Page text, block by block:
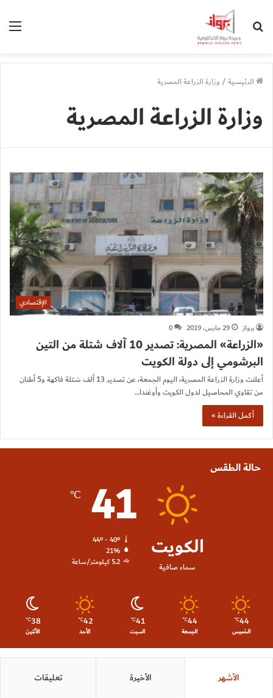
الرئيسية/وزارة الزراعة المصرية
وزارة الزراعة المصرية
الإقتصادي
برواز
29 مارس، 2019 0
«الزراعة» المصرية: تصدير 10 آلاف شتلة من التين
البرشومي إلى دولة الكويت
أعلنت وزارة الزراعة المصرية، اليوم الجمعة، عن تصدير 13 ألف شتلة فاكهة و5 أطنان
من تقاوي المحاصيل لدول الكويت وأوغندا…
أكمل القراءة »
حالة الطقس
الكويت
سماء صافية
41
℃
44º - 40º
21%
5.2 كيلومتر/ساعة
44
℃
الخميس
44
℃
الجمعة
41
℃
السبت
42
℃
الأحد
38
℃
الأثنين
الأشهر الأخيرة تعليقات